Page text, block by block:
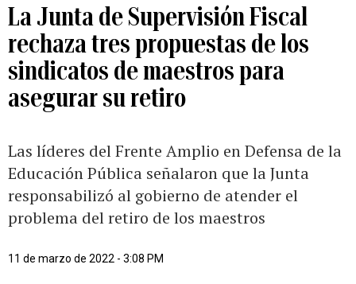
La Junta de Supervisión Fiscal
rechaza tres propuestas de los
sindicatos de maestros para
asegurar su retiro
Las líderes del Frente Amplio en Defensa de la
Educación Pública señalaron que la Junta
responsabilizó al gobierno de atender el
problema del retiro de los maestros
11 de marzo de 2022 - 3:08 PM